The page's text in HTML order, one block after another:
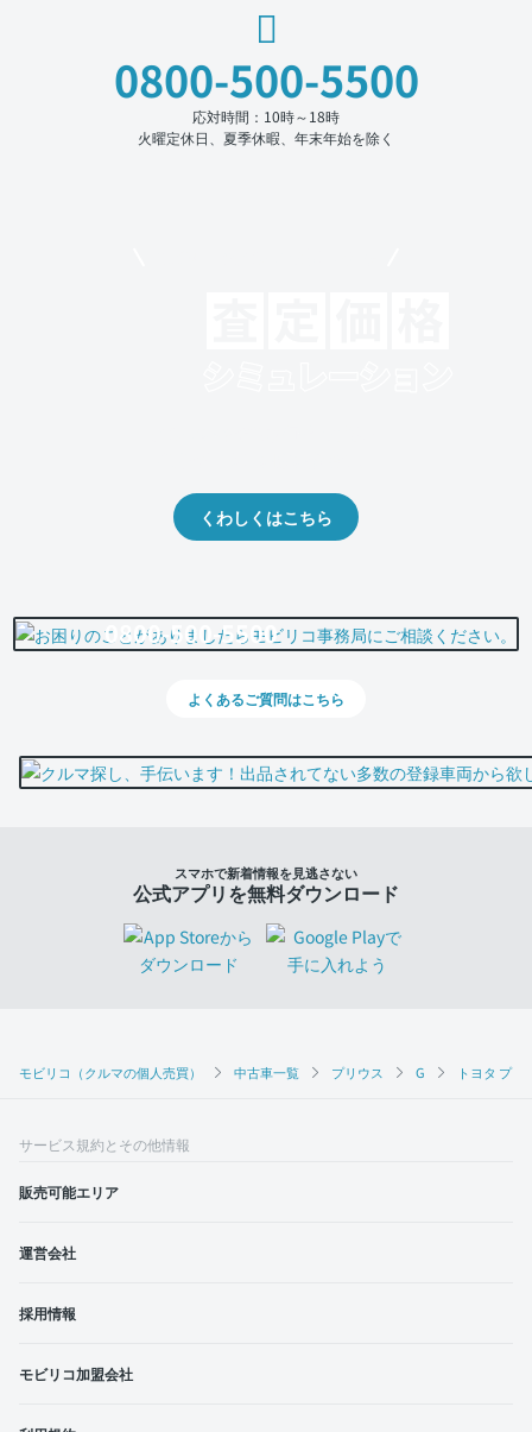
モビリコ（クルマの個人売買） 中古車一覧 プリウス G トヨタ プ
0800-500-5500
応対時間：10時～18時
火曜定休日、夏季休暇、年末年始を除く
くわしくはこちら
0800-500-5500
よくあるご質問はこちら
スマホで新着情報を見逃さない
公式アプリを無料ダウンロード
サービス規約とその他情報
販売可能エリア
運営会社
採用情報
モビリコ加盟会社